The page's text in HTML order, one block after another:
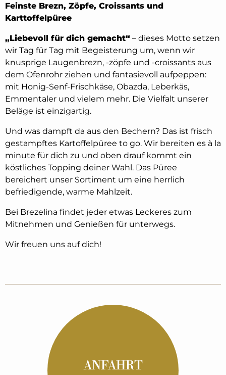
Feinste Brezn, Zöpfe, Croissants und
Karttoffelpüree
„Liebevoll für dich gemacht“ – dieses Motto setzen
wir Tag für Tag mit Begeisterung um, wenn wir
knusprige Laugenbrezn, -zöpfe und -croissants aus
dem Ofenrohr ziehen und fantasievoll aufpeppen:
mit Honig-Senf-Frischkäse, Obazda, Leberkäs,
Emmentaler und vielem mehr. Die Vielfalt unserer
Beläge ist einzigartig.
Und was dampft da aus den Bechern? Das ist frisch
gestampftes Kartoffelpüree to go. Wir bereiten es à la
minute für dich zu und oben drauf kommt ein
köstliches Topping deiner Wahl. Das Püree
bereichert unser Sortiment um eine herrlich
befriedigende, warme Mahlzeit.
Bei Brezelina findet jeder etwas Leckeres zum
Mitnehmen und Genießen für unterwegs.
Wir freuen uns auf dich!
ANFAHRT